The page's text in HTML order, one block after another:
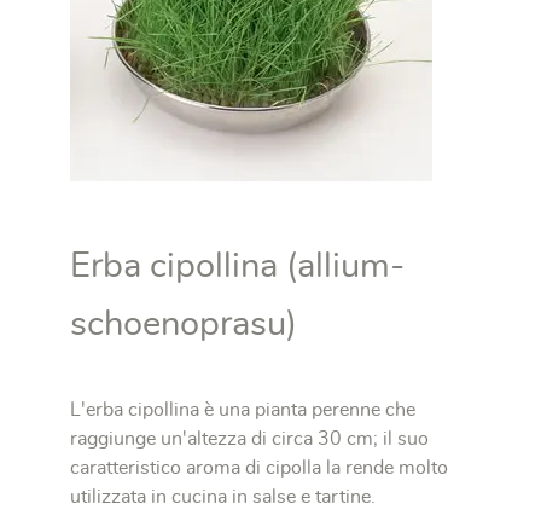
Erba cipollina (allium-
schoenoprasu)
L'erba cipollina è una pianta perenne che
raggiunge un'altezza di circa 30 cm; il suo
caratteristico aroma di cipolla la rende molto
utilizzata in cucina in salse e tartine.